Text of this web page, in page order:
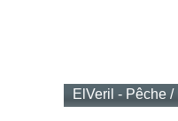
ElVeril - Pêche /